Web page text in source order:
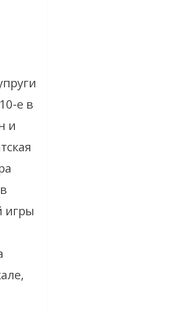
е в
и
игры